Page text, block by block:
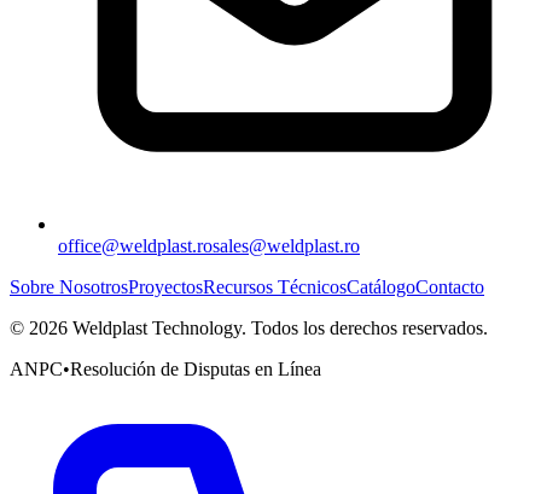
office@weldplast.rosales@weldplast.ro
Sobre NosotrosProyectosRecursos TécnicosCatálogoContacto
© 2026 Weldplast Technology. Todos los derechos reservados.
ANPC•Resolución de Disputas en Línea